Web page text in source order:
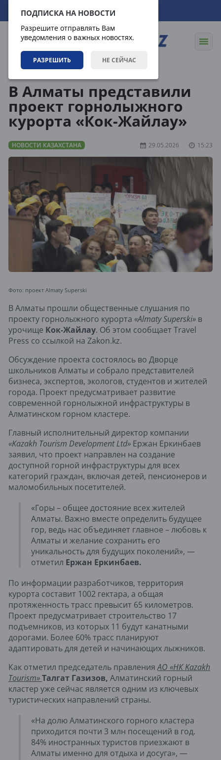
ПОДПИСКА НА НОВОСТИ
Разрешите отправлять Вам
уведомления о важных новостях.
РАЗРЕШИТЬ НЕ СЕЙЧАС
07.08.2026 03:21:05
В Алматы представили
проект горнолыжного
курорта «Кок-Жайлау»
НОВОСТИ КАЗАХСТАНА 29.05.2026 15:23
Фото: проект Almaty Superski
В Алматы прошли общественные слушания по
проекту горнолыжного курорта «Almaty Superski» в
урочище Кок-Жайлау. Об этом сообщает Travel
Press со ссылкой на Zakon.kz.
Обсуждение проекта состоялось во Дворце
школьников Алматы и собрало представителей
бизнеса, экспертов, экологов, студентов и жителей
города. Проект предусматривает развитие
современной горнолыжной инфраструктуры в
Алматинском горном кластере.
Главный исполнительный директор компании
«Kazakh Tourism Development Ltd» Ержан Еркинбаев
заявил, что проект направлен на создание
доступной горной инфраструктуры для всех
категорий граждан, включая детей, пенсионеров и
маломобильных посетителей.
«Горы – общее достояние всех жителей
Алматы. Важно вместе определить будущее
гор, ведь нас объединяет главное – любовь к
Алматы и желание сохранить его
уникальность для будущих поколений», —
отметил Ержан Еркинбаев.
По информации разработчиков, территория
курорта составит 1002 гектара, а общая
протяженность трасс превысит 65 километров.
Проект предусматривает строительство 17
подъемников, из которых 11 будут канатными
дорогами. Более 60% трасс планируют
адаптировать для детей и начинающих лыжников.
Как отметил председатель правленияАО «НК Kazakh
Tourism»Талгат Газизов, Алматинский горный
кластер уже сейчас является одним из ключевых
туристических направлений страны.
«На долю Алматинского горного кластера
приходится почти 3 млн посещений в год.
84% иностранных туристов приезжают в
Алматы именно для отдыха и досуга», —